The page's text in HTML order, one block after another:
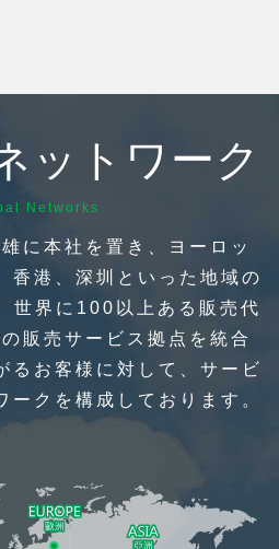
ットワーク
Networks
に本社を置き、ヨーロッ
香港、深圳といった地域の
世界に100以上ある販売代
販売サービス拠点を統合
るお客様に対して、サービ
ークを構成しております。